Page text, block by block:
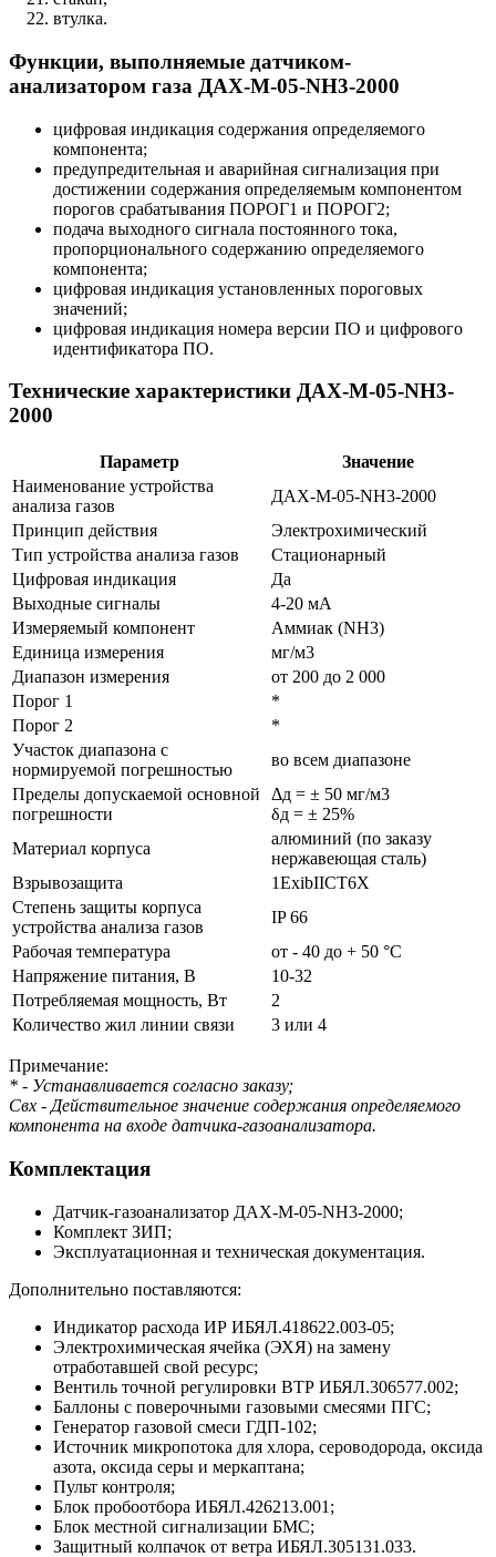
втулка.
Функции, выполняемые датчиком-
анализатором газа ДАХ-М-05-NH3-2000
цифровая индикация содержания определяемого
компонента;
предупредительная и аварийная сигнализация при
достижении содержания определяемым компонентом
порогов срабатывания ПОРОГ1 и ПОРОГ2;
подача выходного сигнала постоянного тока,
пропорционального содержанию определяемого
компонента;
цифровая индикация установленных пороговых
значений;
цифровая индикация номера версии ПО и цифрового
идентификатора ПО.
Технические характеристики ДАХ-М-05-NH3-
2000
Параметр
Значение
Наименование устройства
анализа газов
ДАХ-М-05-NH3-2000
Принцип действия
Электрохимический
Тип устройства анализа газов
Стационарный
Цифровая индикация
Да
Выходные сигналы
4-20 мА
Измеряемый компонент
Аммиак (NH3)
Единица измерения
мг/м3
Диапазон измерения
от 200 до 2 000
Порог 1
*
Порог 2
*
Участок диапазона с
нормируемой погрешностью
во всем диапазоне
Пределы допускаемой основной
погрешности
Δд = ± 50 мг/м3
δд = ± 25%
Материал корпуса
алюминий (по заказу
нержавеющая сталь)
Взрывозащита
1ExibIICT6X
Степень защиты корпуса
устройства анализа газов
IP 66
Рабочая температура
от - 40 до + 50 °С
Напряжение питания, В
10-32
Потребляемая мощность, Вт
2
Количество жил линии связи
3 или 4
Примечание:
* - Устанавливается согласно заказу;
Свх - Действительное значение содержания определяемого
компонента на входе датчика-газоанализатора.
Комплектация
Датчик-газоанализатор ДАХ-М-05-NH3-2000;
Комплект ЗИП;
Эксплуатационная и техническая документация.
Дoполнительно поставляются:
Индикатор расхода ИР ИБЯЛ.418622.003-05;
Электрохимическая ячейка (ЭХЯ) на замену
отработавшей свой ресурс;
Вентиль точной регулировки ВТР ИБЯЛ.306577.002;
Баллоны с поверочными газовыми смесями ПГС;
Генератор газовой смеси ГДП-102;
Источник микропотока для хлора, сероводорода, оксида
азота, оксида серы и меркаптана;
Пульт контроля;
Блок пробоотбора ИБЯЛ.426213.001;
Блок местной сигнализации БМС;
Защитный колпачок от ветра ИБЯЛ.305131.033.